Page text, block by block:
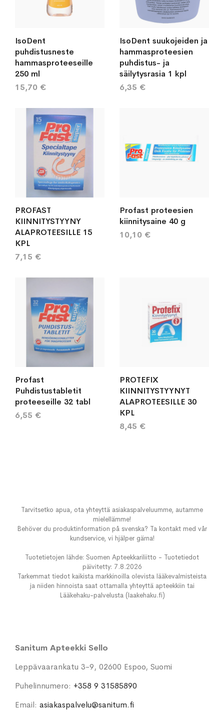
IsoDent
puhdistusneste
hammasproteeseille
250 ml
15,70 €
IsoDent suukojeiden ja
hammasproteesien
puhdistus- ja
säilytysrasia 1 kpl
6,35 €
PROFAST
KIINNITYSTYYNY
ALAPROTEESILLE 15
KPL
7,15 €
Profast proteesien
kiinnitysaine 40 g
10,10 €
Profast
Puhdistustabletit
proteeseille 32 tabl
6,55 €
PROTEFIX
KIINNITYSTYYNYT
ALAPROTEESILLE 30
KPL
8,45 €
Tarvitsetko apua, ota yhteyttä asiakaspalveluumme, autamme
mielellämme!
Behöver du produktinformation på svenska? Ta kontakt med vår
kundservice, vi hjälper gärna!
Tuotetietojen lähde: Suomen Apteekkariliitto - Tuotetiedot
päivitetty: 7.8.2026
Tarkemmat tiedot kaikista markkinoilla olevista lääkevalmisteista
ja niiden hinnoista saat ottamalla yhteyttä apteekkiin tai
Lääkehaku-palvelusta (laakehaku.fi)
Sanitum Apteekki Sello
Leppävaarankatu 3-9, 02600 Espoo, Suomi
Puhelinnumero: +358 9 31585890
Email: asiakaspalvelu@sanitum.fi